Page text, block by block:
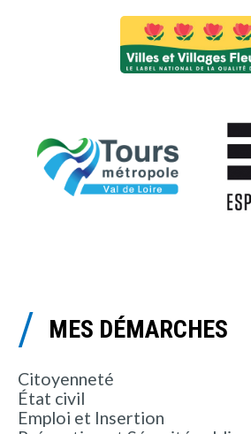
MES DÉMARCHES
Citoyenneté
État civil
Emploi et Insertion